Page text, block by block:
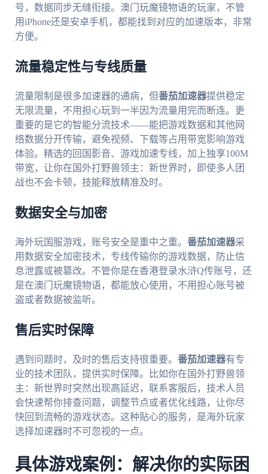
号，数据同步无缝衔接。澳门玩魔镜物语的玩家，不管
用iPhone还是安卓手机，都能找到对应的加速版本，非常
方便。
流量稳定性与专线质量
流量限制是很多加速器的通病，但番茄加速器提供稳定
无限流量，不用担心玩到一半因为流量用完而断连。更
重要的是它的智能分流技术——能把游戏数据和其他网
络数据分开传输，避免视频、下载等占用带宽影响游戏
体验。精选的回国影音、游戏加速专线，加上独享100M
带宽，让你在国外打野兽领主：新世界时，即使多人团
战也不会卡顿，技能释放精准及时。
数据安全与加密
海外玩国服游戏，账号安全是重中之重。 番茄加速器采
用数据安全加密技术，专线传输你的游戏数据，防止信
息泄露或被篡改。不管你是在香港登录水浒Q传账号，还
是在澳门玩魔镜物语，都能放心使用，不用担心账号被
盗或者数据被监听。
售后实时保障
遇到问题时，及时的售后支持很重要。 番茄加速器有专
业的技术团队，提供实时保障。比如你在国外打野兽领
主：新世界时突然出现高延迟，联系客服后，技术人员
会快速帮你排查问题，调整节点或者优化线路，让你尽
快回到流畅的游戏状态。这种贴心的服务，是海外玩家
选择加速器时不可忽视的一点。
具体游戏案例：解决你的实际困